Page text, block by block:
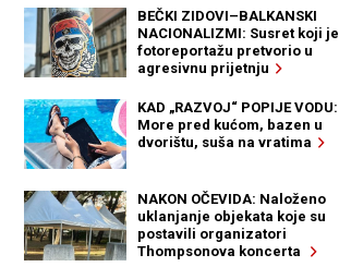
BEČKI ZIDOVI–BALKANSKI
NACIONALIZMI: Susret koji je
fotoreportažu pretvorio u
agresivnu prijetnju
KAD „RAZVOJ“ POPIJE VODU:
More pred kućom, bazen u
dvorištu, suša na vratima
NAKON OČEVIDA: Naloženo
uklanjanje objekata koje su
postavili organizatori
Thompsonova koncerta